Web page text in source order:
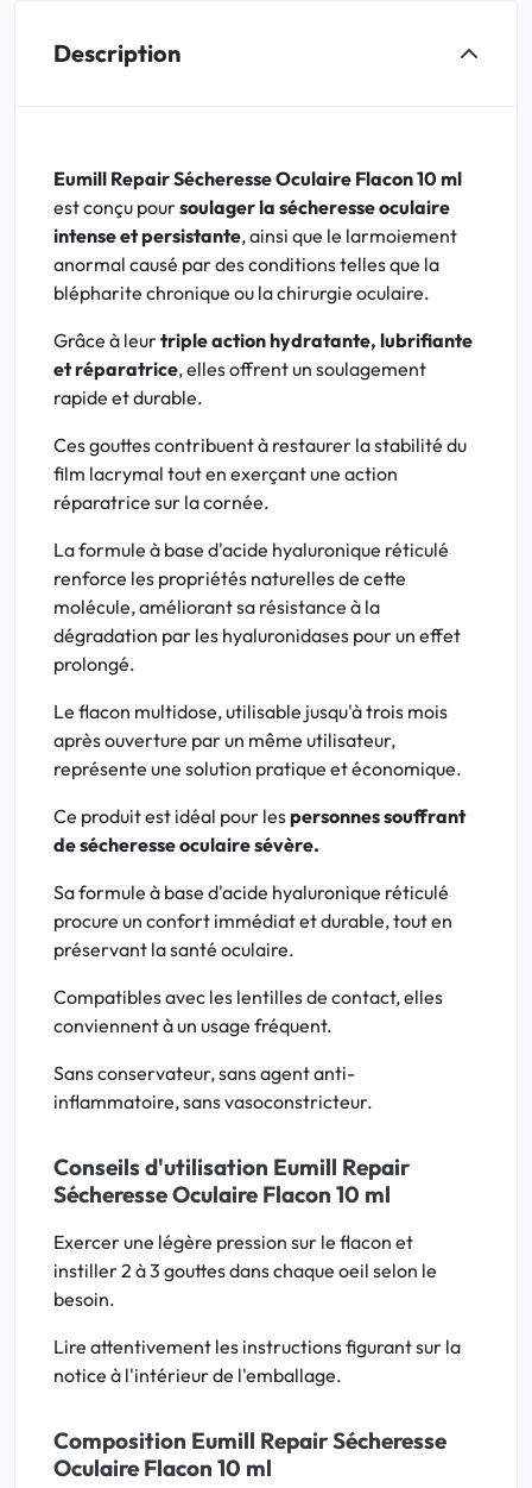
Description
Eumill Repair Sécheresse Oculaire Flacon 10 ml
est conçu poursoulager la sécheresse oculaire
intense et persistante, ainsi que le larmoiement
anormal causé par des conditions telles que la
blépharite chronique ou la chirurgie oculaire.
Grâce à leurtriple action hydratante, lubrifiante
et réparatrice, elles offrent un soulagement
rapide et durable.
Ces gouttes contribuent à restaurer la stabilité du
film lacrymal tout en exerçant une action
réparatrice sur la cornée.
La formule à base d'acide hyaluronique réticulé
renforce les propriétés naturelles de cette
molécule, améliorant sa résistance à la
dégradation par les hyaluronidases pour un effet
prolongé.
Le flacon multidose, utilisable jusqu'à trois mois
après ouverture par un même utilisateur,
représente une solution pratique et économique.
Ce produit est idéal pour lespersonnes souffrant
de sécheresse oculaire sévère.
Sa formule à base d'acide hyaluronique réticulé
procure un confort immédiat et durable, tout en
préservant la santé oculaire.
Compatibles avec les lentilles de contact, elles
conviennent à un usage fréquent.
Sans conservateur, sans agent anti-
inflammatoire, sans vasoconstricteur.
Conseils d'utilisation Eumill Repair
Sécheresse Oculaire Flacon 10 ml
Exercer une légère pression sur le flacon et
instiller 2 à 3 gouttes dans chaque oeil selon le
besoin.
Lire attentivement les instructions figurant sur la
notice à l'intérieur de l'emballage.
Composition Eumill Repair Sécheresse
Oculaire Flacon 10 ml